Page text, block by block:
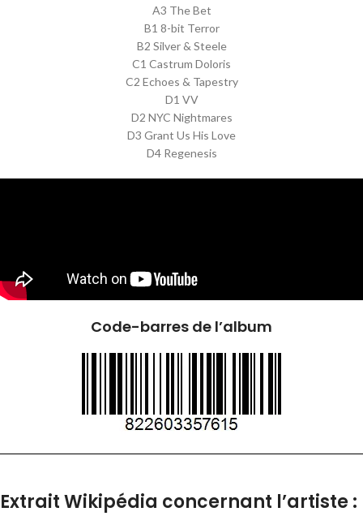
A3 The Bet
B1 8-bit Terror
B2 Silver & Steele
C1 Castrum Doloris
C2 Echoes & Tapestry
D1 VV
D2 NYC Nightmares
D3 Grant Us His Love
D4 Regenesis
Code-barres de l’album
Extrait Wikipédia concernant l’artiste :